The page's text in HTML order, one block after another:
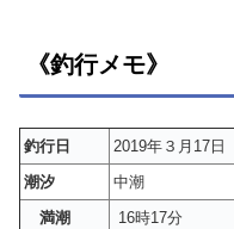
《釣行メモ》
釣行日
2019年３月17日
潮汐
中潮
満潮
16時17分